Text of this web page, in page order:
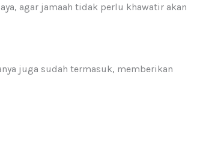
agar jamaah tidak perlu khawatir akan
juga sudah termasuk, memberikan